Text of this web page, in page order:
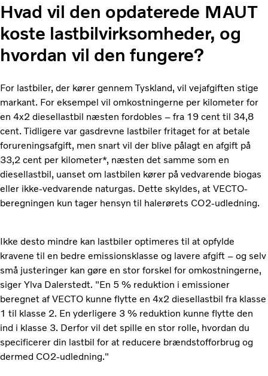
Hvad vil den opdaterede MAUT
koste lastbilvirksomheder, og
hvordan vil den fungere?
For lastbiler, der kører gennem Tyskland, vil vejafgiften stige
markant. For eksempel vil omkostningerne per kilometer for
en 4x2 diesellastbil næsten fordobles – fra 19 cent til 34,8
cent. Tidligere var gasdrevne lastbiler fritaget for at betale
forureningsafgift, men snart vil der blive pålagt en afgift på
33,2 cent per kilometer*, næsten det samme som en
diesellastbil, uanset om lastbilen kører på vedvarende biogas
eller ikke-vedvarende naturgas. Dette skyldes, at VECTO-
beregningen kun tager hensyn til halerørets CO2-udledning.
Ikke desto mindre kan lastbiler optimeres til at opfylde
kravene til en bedre emissionsklasse og lavere afgift – og selv
små justeringer kan gøre en stor forskel for omkostningerne,
siger Ylva Dalerstedt. "En 5 % reduktion i emissioner
beregnet af VECTO kunne flytte en 4x2 diesellastbil fra klasse
1 til klasse 2. En yderligere 3 % reduktion kunne flytte den
ind i klasse 3. Derfor vil det spille en stor rolle, hvordan du
specificerer din lastbil for at reducere brændstofforbrug og
dermed CO2-udledning."